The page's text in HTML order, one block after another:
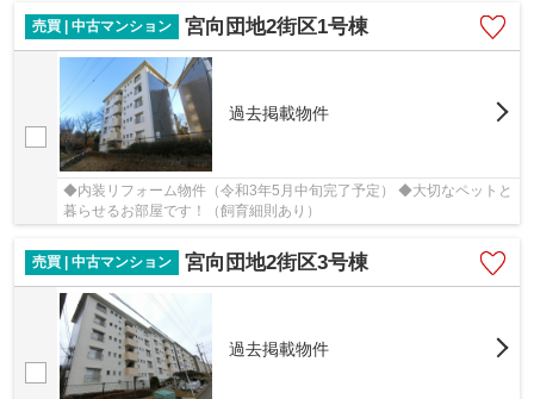
売買 | 中古マンション 宮向団地2街区1号棟
過去掲載物件
◆内装リフォーム物件（令和3年5月中旬完了予定） ◆大切なペットと
暮らせるお部屋です！（飼育細則あり）
売買 | 中古マンション 宮向団地2街区3号棟
過去掲載物件